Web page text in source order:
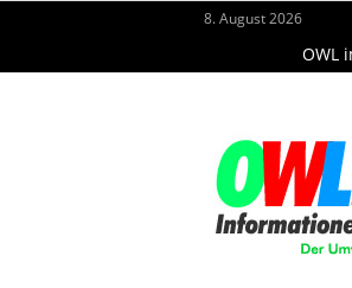
8. August 2026
OWL